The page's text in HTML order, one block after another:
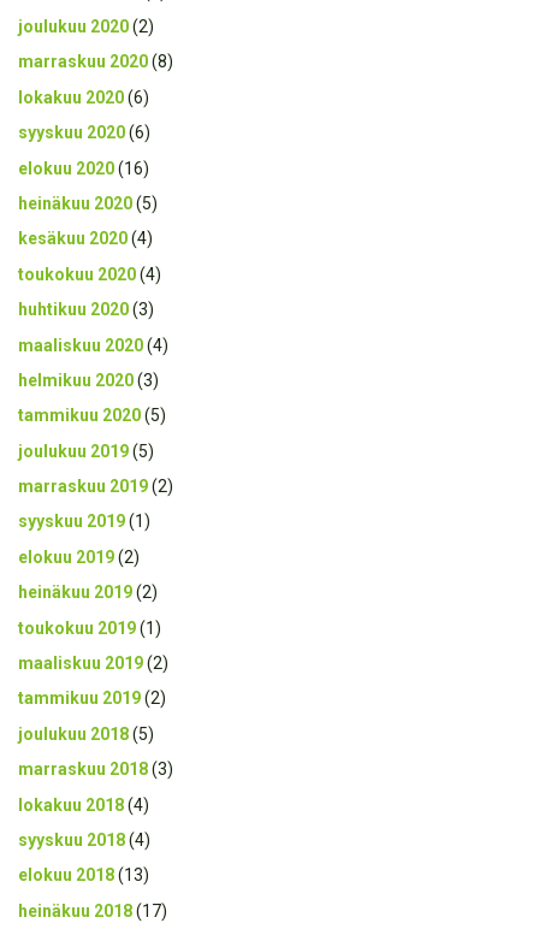
joulukuu 2020(2)
marraskuu 2020(8)
lokakuu 2020(6)
syyskuu 2020(6)
elokuu 2020(16)
heinäkuu 2020(5)
kesäkuu 2020(4)
toukokuu 2020(4)
huhtikuu 2020(3)
maaliskuu 2020(4)
helmikuu 2020(3)
tammikuu 2020(5)
joulukuu 2019(5)
marraskuu 2019(2)
syyskuu 2019(1)
elokuu 2019(2)
heinäkuu 2019(2)
toukokuu 2019(1)
maaliskuu 2019(2)
tammikuu 2019(2)
joulukuu 2018(5)
marraskuu 2018(3)
lokakuu 2018(4)
syyskuu 2018(4)
elokuu 2018(13)
heinäkuu 2018(17)